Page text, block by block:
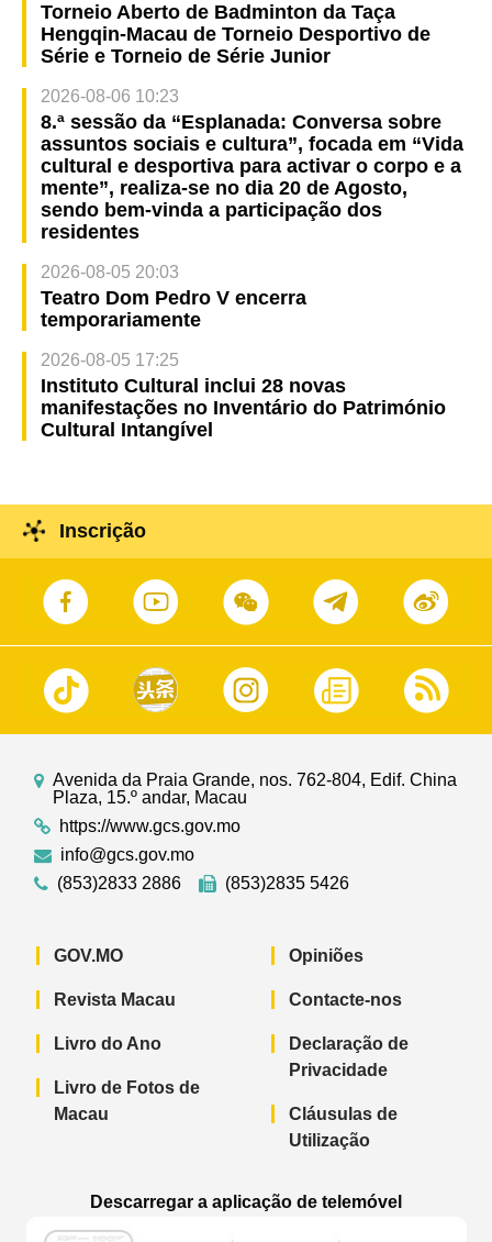
Torneio Aberto de Badminton da Taça
Hengqin-Macau de Torneio Desportivo de
Série e Torneio de Série Junior
2026-08-06 10:23
8.ª sessão da “Esplanada: Conversa sobre
assuntos sociais e cultura”, focada em “Vida
cultural e desportiva para activar o corpo e a
mente”, realiza-se no dia 20 de Agosto,
sendo bem-vinda a participação dos
residentes
2026-08-05 20:03
Teatro Dom Pedro V encerra
temporariamente
2026-08-05 17:25
Instituto Cultural inclui 28 novas
manifestações no Inventário do Património
Cultural Intangível
Inscrição
Avenida da Praia Grande, nos. 762-804, Edif. China
Plaza, 15.º andar, Macau
https://www.gcs.gov.mo
info@gcs.gov.mo
(853)2833 2886
(853)2835 5426
GOV.MO
Revista Macau
Livro do Ano
Livro de Fotos de
Macau
Opiniões
Contacte-nos
Declaração de
Privacidade
Cláusulas de
Utilização
Descarregar a aplicação de telemóvel